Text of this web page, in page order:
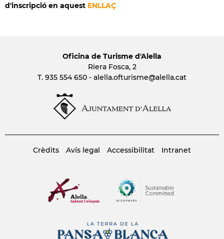
d'inscripció en aquest ENLLAÇ
Oficina de Turisme d'Alella
Riera Fosca, 2
T. 935 554 650 - alella.ofturisme@alella.cat
Crèdits Avís legal Accessibilitat Intranet